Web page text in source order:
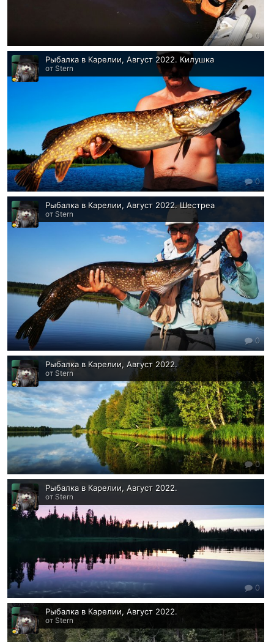
0
Рыбалка в Карелии, Август 2022. Килушка
от Stern
0
Рыбалка в Карелии, Август 2022. Шестреа
от Stern
0
Рыбалка в Карелии, Август 2022.
от Stern
0
Рыбалка в Карелии, Август 2022.
от Stern
0
Рыбалка в Карелии, Август 2022.
от Stern